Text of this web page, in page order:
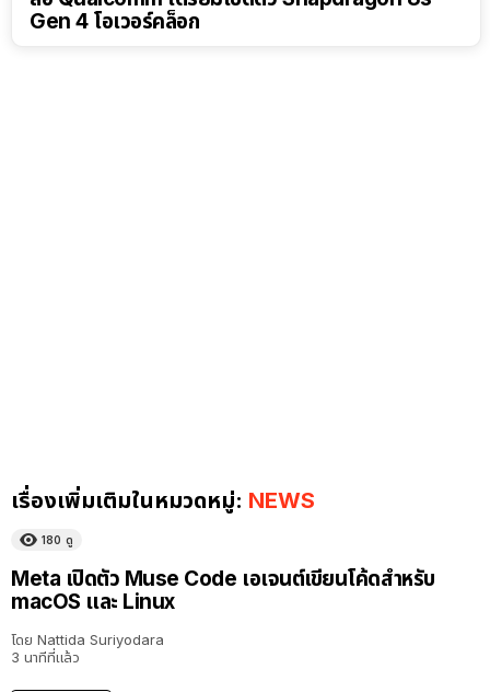
Gen 4 โอเวอร์คล็อก
เรื่องเพิ่มเติมในหมวดหมู่: NEWS
180 ดู
Meta เปิดตัว Muse Code เอเจนต์เขียนโค้ดสำหรับ
macOS และ Linux
โดย Nattida Suriyodara
3 นาทีที่แล้ว